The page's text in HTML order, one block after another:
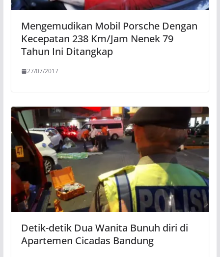
Mengemudikan Mobil Porsche Dengan
Kecepatan 238 Km/Jam Nenek 79
Tahun Ini Ditangkap
27/07/2017
Detik-detik Dua Wanita Bunuh diri di
Apartemen Cicadas Bandung